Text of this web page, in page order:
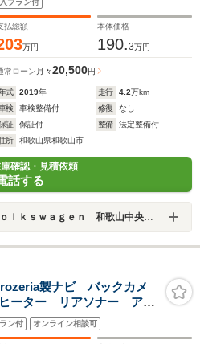
プラン付
払総額
万円
本体価格
190.3万円
常ローン 月々20,500円
式 2019年 走行 4.2万km
検
車検整備付 修復
なし
証
保証付 整備
法定整備付
所
和歌山県和歌山市
確認・見積依頼
話する
ａｇｅｎ 和歌山中央認定中古車センター
製ナビ バックカメ
ーター リアソナー アイ
イト オートエアコン 純
ETC 禁煙車
ン付 オンライン相談可